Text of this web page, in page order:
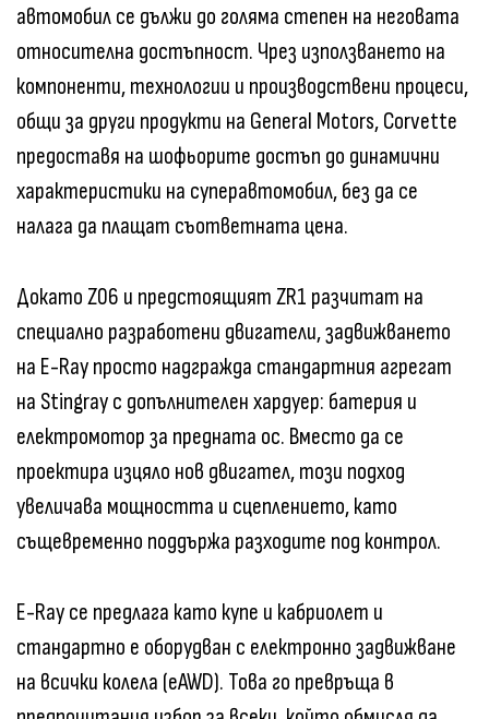
автомобил се дължи до голяма степен на неговата
относителна достъпност. Чрез използването на
компоненти, технологии и производствени процеси,
общи за други продукти на General Motors, Corvette
предоставя на шофьорите достъп до динамични
характеристики на суперавтомобил, без да се
налага да плащат съответната цена.
Докато Z06 и предстоящият ZR1 разчитат на
специално разработени двигатели, задвижването
на E-Ray просто надгражда стандартния агрегат
на Stingray с допълнителен хардуер: батерия и
електромотор за предната ос. Вместо да се
проектира изцяло нов двигател, този подход
увеличава мощността и сцеплението, като
същевременно поддържа разходите под контрол.
E-Ray се предлага като купе и кабриолет и
стандартно е оборудван с електронно задвижване
на всички колела (eAWD). Това го превръща в